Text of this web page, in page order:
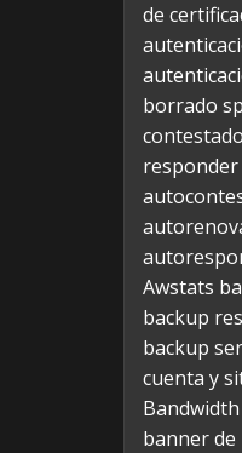
de
borrado
responder
Awstats
backup
backup
cuenta y
banner